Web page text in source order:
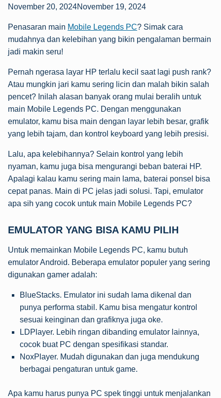
November 20, 2024November 19, 2024
Penasaran main Mobile Legends PC? Simak cara
mudahnya dan kelebihan yang bikin pengalaman bermain
jadi makin seru!
Pernah ngerasa layar HP terlalu kecil saat lagi push rank?
Atau mungkin jari kamu sering licin dan malah bikin salah
pencet? Inilah alasan banyak orang mulai beralih untuk
main Mobile Legends PC. Dengan menggunakan
emulator, kamu bisa main dengan layar lebih besar, grafik
yang lebih tajam, dan kontrol keyboard yang lebih presisi.
Lalu, apa kelebihannya? Selain kontrol yang lebih
nyaman, kamu juga bisa mengurangi beban baterai HP.
Apalagi kalau kamu sering main lama, baterai ponsel bisa
cepat panas. Main di PC jelas jadi solusi. Tapi, emulator
apa sih yang cocok untuk main Mobile Legends PC?
EMULATOR YANG BISA KAMU PILIH
Untuk memainkan Mobile Legends PC, kamu butuh
emulator Android. Beberapa emulator populer yang sering
digunakan gamer adalah:
BlueStacks. Emulator ini sudah lama dikenal dan
punya performa stabil. Kamu bisa mengatur kontrol
sesuai keinginan dan grafiknya juga oke.
LDPlayer. Lebih ringan dibanding emulator lainnya,
cocok buat PC dengan spesifikasi standar.
NoxPlayer. Mudah digunakan dan juga mendukung
berbagai pengaturan untuk game.
Apa kamu harus punya PC spek tinggi untuk menjalankan